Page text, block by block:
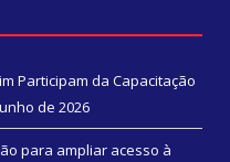
Participam da Capacitação
de 2026
para ampliar acesso à